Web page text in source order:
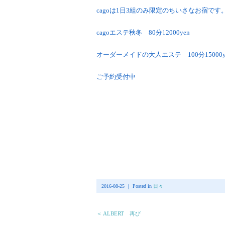
cagoは1日3組のみ限定のちいさなお宿です。
cagoエステ秋冬 80分12000yen
オーダーメイドの大人エステ 100分
ご予約受付中
2016-08-25 ｜ Posted in 日々
＜ ALBERT 再び